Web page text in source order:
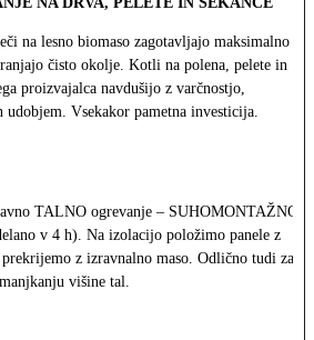
na lesno biomaso zagotavljajo maksimalno
čisto okolje. Kotli na polena, pelete in
proizvajalca navdušijo z varčnostjo,
Vsekakor pametna investicija.
TALNO ogrevanje – SUHOMONTAŽNO
v 4 h). Na izolacijo položimo panele z
z izravnalno maso. Odlično tudi za
višine tal.